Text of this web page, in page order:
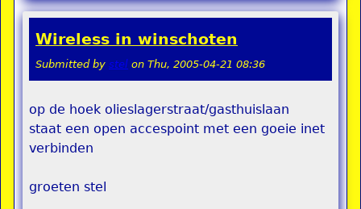
Wireless in winschoten
Submitted by stel on Thu, 2005-04-21 08:36
op de hoek olieslagerstraat/gasthuislaan
staat een open accespoint met een goeie inet
verbinden
groeten stel